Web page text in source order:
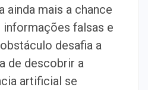
ainda mais a chance
falsas e
desafia a
de descobrir a
artificial se